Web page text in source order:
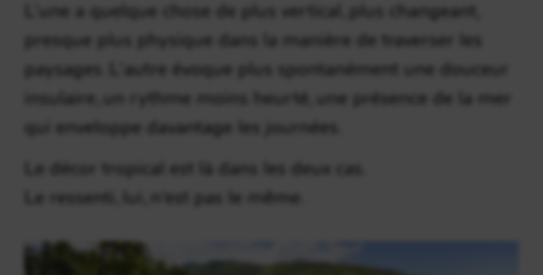
L’une a quelque chose de plus vertical, plus changeant,
presque plus physique dans la manière de traverser les
paysages. L’autre évoque plus spontanément une douceur
insulaire, un rythme moins heurté, une présence de la mer
qui enveloppe davantage les journées.
Le décor tropical est là dans les deux cas.
Le ressenti, lui, n’est pas le même.